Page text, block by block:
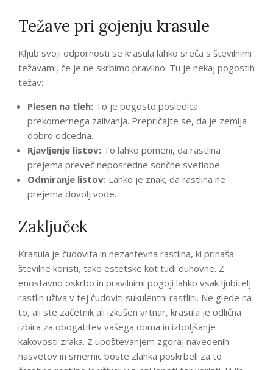
Težave pri gojenju krasule
Kljub svoji odpornosti se krasula lahko sreča s številnimi
težavami, če je ne skrbimo pravilno. Tu je nekaj pogostih
težav:
Plesen na tleh: To je pogosto posledica
prekomernega zalivanja. Prepričajte se, da je zemlja
dobro odcedna.
Rjavljenje listov: To lahko pomeni, da rastlina
prejema preveč neposredne sončne svetlobe.
Odmiranje listov: Lahko je znak, da rastlina ne
prejema dovolj vode.
Zaključek
Krasula je čudovita in nezahtevna rastlina, ki prinaša
številne koristi, tako estetske kot tudi duhovne. Z
enostavno oskrbo in pravilnimi pogoji lahko vsak ljubitelj
rastlin uživa v tej čudoviti sukulentni rastlini. Ne glede na
to, ali ste začetnik ali izkušen vrtnar, krasula je odlična
izbira za obogatitev vašega doma in izboljšanje
kakovosti zraka. Z upoštevanjem zgoraj navedenih
nasvetov in smernic boste zlahka poskrbeli za to